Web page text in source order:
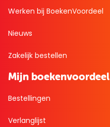
Werken bij BoekenVoordeel
Nieuws
Zakelijk bestellen
Mijn boekenvoordeel
Bestellingen
Verlanglijst